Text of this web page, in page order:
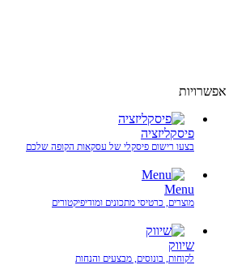
אפשרויות
פיסקליזציה
בצעו רישום פיסקלי של עסקאות הקופה שלכם
Menu
מוצרים, כרטיסי מתכונים ומודיפיקטורים
שיווק
לקוחות, בונוסים, מבצעים והנחות